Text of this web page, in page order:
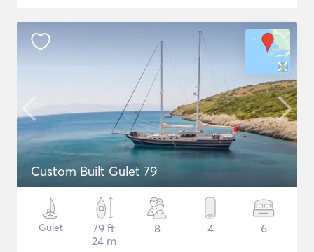
Custom Built Gulet 79
Gulet
79 ft
24 m
8 4 6